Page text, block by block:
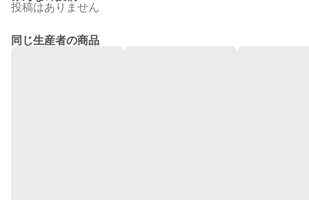
投稿はありません
同じ生産者の商品